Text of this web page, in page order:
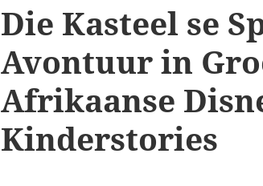
Die Kasteel se
Avontuur in
Afrikaanse
Kinderstories